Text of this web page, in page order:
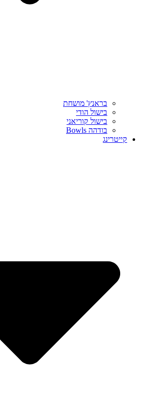
בראנץ' מושחת
בישול הודי
בישול קוריאני
בודהה Bowls
קייטרינג